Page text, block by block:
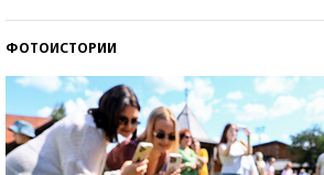
ФОТОИСТОРИИ